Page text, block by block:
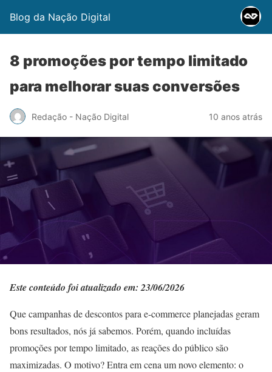
Blog da Nação Digital
8 promoções por tempo limitado
para melhorar suas conversões
Redação - Nação Digital 10 anos atrás
Este conteúdo foi atualizado em: 23/06/2026
Que campanhas de descontos para e-commerce planejadas geram
bons resultados, nós já sabemos. Porém, quando incluídas
promoções por tempo limitado, as reações do público são
maximizadas. O motivo? Entra em cena um novo elemento: o